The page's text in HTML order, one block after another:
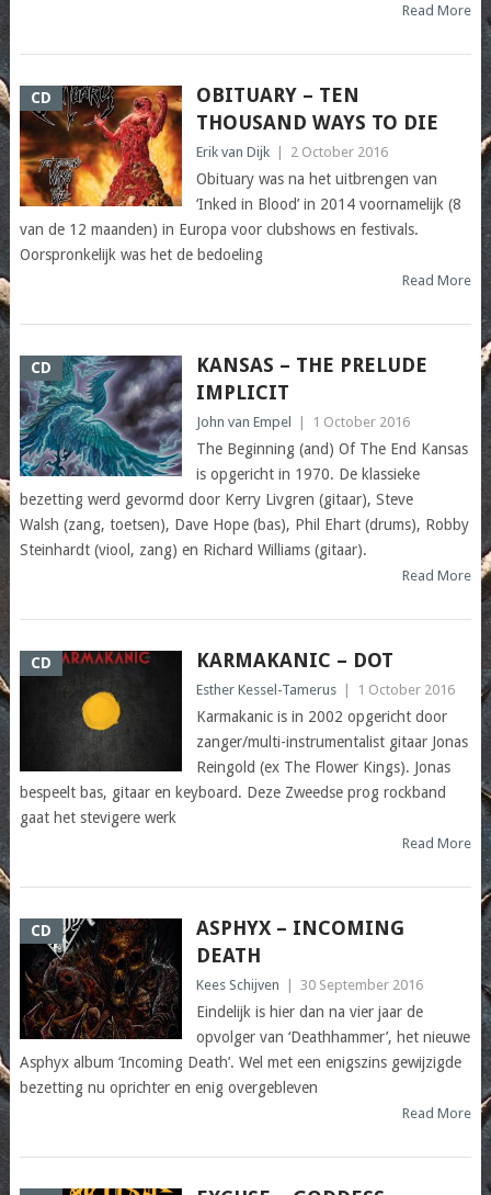
Read More
CD
OBITUARY – TEN
THOUSAND WAYS TO DIE
Erik van Dijk 2 October 2016
Obituary was na het uitbrengen van
‘Inked in Blood’ in 2014 voornamelijk (8
van de 12 maanden) in Europa voor clubshows en festivals.
Oorspronkelijk was het de bedoeling
Read More
CD
KANSAS – THE PRELUDE
IMPLICIT
John van Empel 1 October 2016
The Beginning (and) Of The End Kansas
is opgericht in 1970. De klassieke
bezetting werd gevormd door Kerry Livgren (gitaar), Steve
Walsh (zang, toetsen), Dave Hope (bas), Phil Ehart (drums), Robby
Steinhardt (viool, zang) en Richard Williams (gitaar).
Read More
CD KARMAKANIC – DOT
Esther Kessel-Tamerus 1 October 2016
Karmakanic is in 2002 opgericht door
zanger/multi-instrumentalist gitaar Jonas
Reingold (ex The Flower Kings). Jonas
bespeelt bas, gitaar en keyboard. Deze Zweedse prog rockband
gaat het stevigere werk
Read More
CD
ASPHYX – INCOMING
DEATH
Kees Schijven 30 September 2016
Eindelijk is hier dan na vier jaar de
opvolger van ‘Deathhammer’, het nieuwe
Asphyx album ‘Incoming Death’. Wel met een enigszins gewijzigde
bezetting nu oprichter en enig overgebleven
Read More